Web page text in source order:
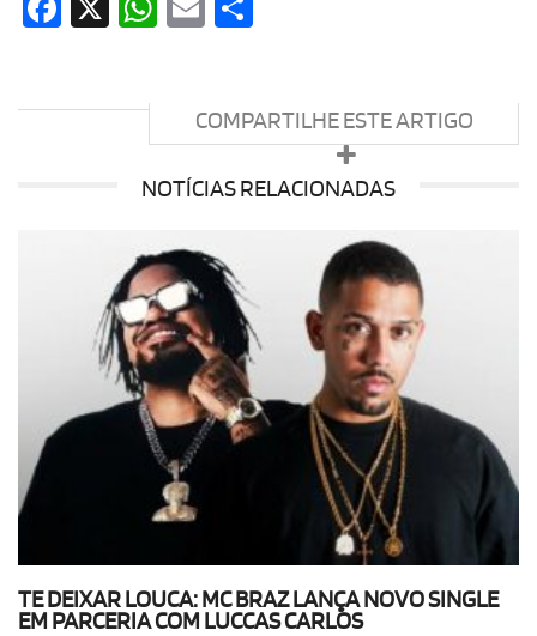
COMPARTILHE ESTE ARTIGO
NOTÍCIAS RELACIONADAS
TE DEIXAR LOUCA: MC BRAZ LANÇA NOVO SINGLE
EM PARCERIA COM LUCCAS CARLOS